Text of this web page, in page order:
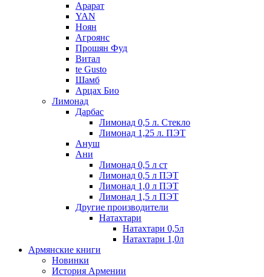
Арарат
YAN
Ноян
Агроянс
Прошян Фуд
Витал
te Gusto
Шамб
Арцах Био
Лимонад
Дарбас
Лимонад 0,5 л. Стекло
Лимонад 1,25 л. ПЭТ
Ануш
Ани
Лимонад 0,5 л ст
Лимонад 0,5 л ПЭТ
Лимонад 1,0 л ПЭТ
Лимонад 1,5 л ПЭТ
Другие производители
Натахтари
Натахтари 0,5л
Натахтари 1,0л
Армянские книги
Новинки
История Армении